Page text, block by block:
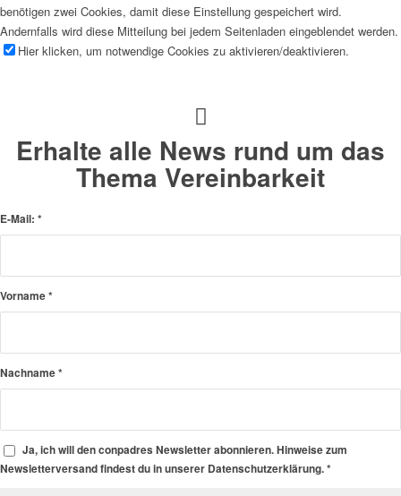
benötigen zwei Cookies, damit diese Einstellung gespeichert wird.
Andernfalls wird diese Mitteilung bei jedem Seitenladen eingeblendet werden.
Hier klicken, um notwendige Cookies zu aktivieren/deaktivieren.
Erhalte alle News rund um das
Thema Vereinbarkeit
E-Mail: *
Vorname*
Nachname*
Ja, ich will den conpadres Newsletter abonnieren. Hinweise zum
Newsletterversand findest du in unserer Datenschutzerklärung.*